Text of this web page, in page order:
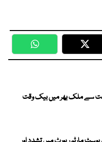
WhatsApp
کا 16 اگست سے ملک بھر میں بیک وقت